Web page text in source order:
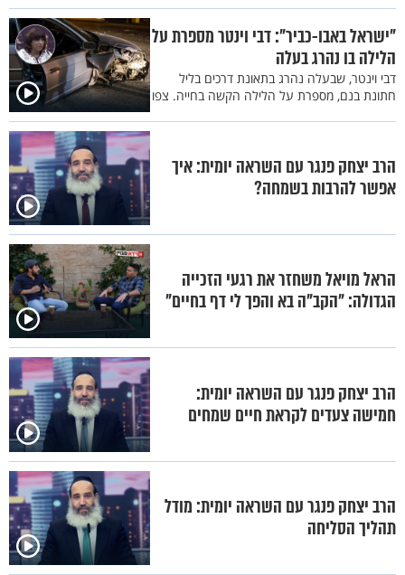
"ישראל באבו-כביר": דבי וינטר מספרת על
הלילה בו נהרג בעלה
דבי וינטר, שבעלה נהרג בתאונת דרכים בליל
חתונת בנם, מספרת על הלילה הקשה בחייה. צפו
הרב יצחק פנגר עם השראה יומית: איך
אפשר להרבות בשמחה?
הראל מויאל משחזר את רגעי הזכייה
הגדולה: "הקב"ה בא והפך לי דף בחיים"
הרב יצחק פנגר עם השראה יומית:
חמישה צעדים לקראת חיים שמחים
הרב יצחק פנגר עם השראה יומית: מודל
תהליך הסליחה